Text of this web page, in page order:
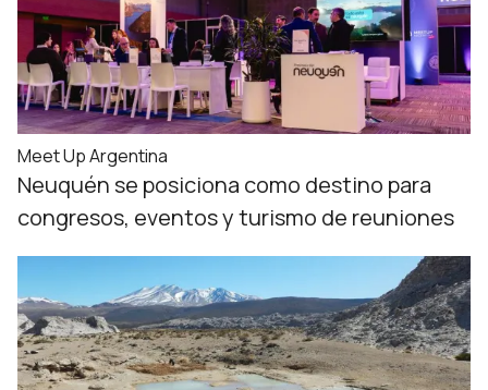
Meet Up Argentina
Neuquén se posiciona como destino para
congresos, eventos y turismo de reuniones